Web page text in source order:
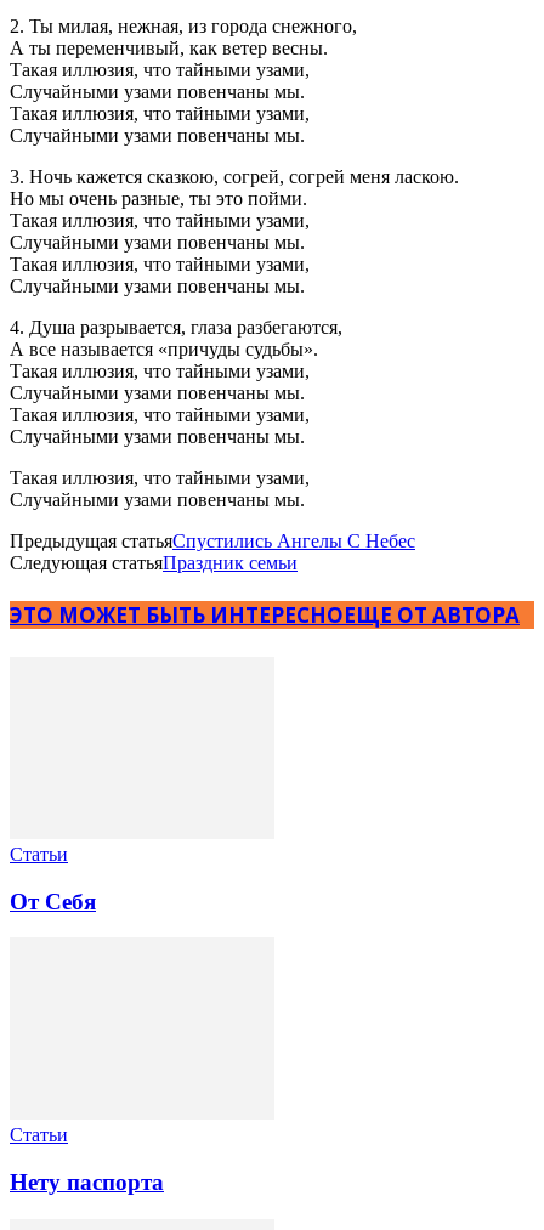
2. Ты милая, нежная, из города снежного,
А ты переменчивый, как ветер весны.
Такая иллюзия, что тайными узами,
Случайными узами повенчаны мы.
Такая иллюзия, что тайными узами,
Случайными узами повенчаны мы.
3. Ночь кажется сказкою, согрей, согрей меня ласкою.
Но мы очень разные, ты это пойми.
Такая иллюзия, что тайными узами,
Случайными узами повенчаны мы.
Такая иллюзия, что тайными узами,
Случайными узами повенчаны мы.
4. Душа разрывается, глаза разбегаются,
А все называется «причуды судьбы».
Такая иллюзия, что тайными узами,
Случайными узами повенчаны мы.
Такая иллюзия, что тайными узами,
Случайными узами повенчаны мы.
Такая иллюзия, что тайными узами,
Случайными узами повенчаны мы.
Предыдущая статьяСпустились Ангелы С Небес
Следующая статьяПраздник семьи
ЭТО МОЖЕТ БЫТЬ ИНТЕРЕСНОЕЩЕ ОТ АВТОРА
Статьи
От Себя
Статьи
Нету паспорта